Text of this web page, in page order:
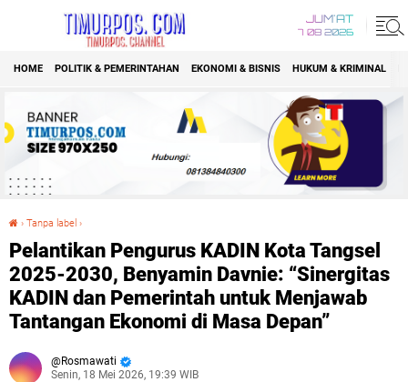
JUM'AT
7 08 2026
HOME POLITIK & PEMERINTAHAN EKONOMI & BISNIS HUKUM & KRIMINAL
› Tanpa label ›
Pelantikan Pengurus KADIN Kota Tangsel
2025-2030, Benyamin Davnie: “Sinergitas
KADIN dan Pemerintah untuk Menjawab
Tantangan Ekonomi di Masa Depan”
Rosmawati
Senin, 18 Mei 2026, 19:39 WIB